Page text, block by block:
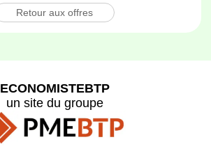
Retour aux offres
ECONOMISTEBTP
un site du groupe